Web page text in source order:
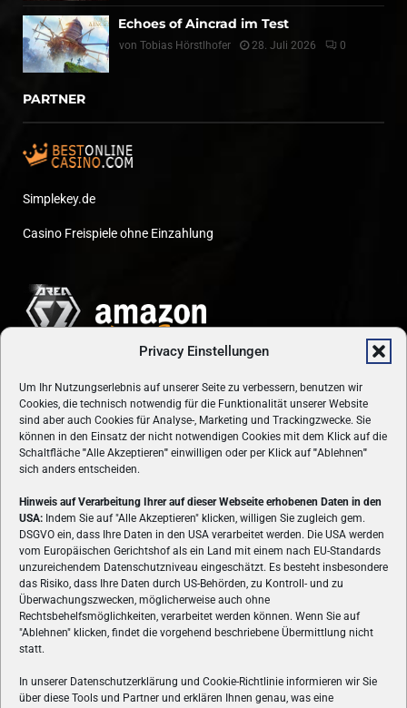
Privacy Einstellungen
Um Ihr Nutzungserlebnis auf unserer Seite zu verbessern, benutzen wir
Cookies, die technisch notwendig für die Funktionalität unserer Website
sind aber auch Cookies für Analyse-, Marketing und Trackingzwecke. Sie
können in den Einsatz der nicht notwendigen Cookies mit dem Klick auf die
Schaltfläche "Alle Akzeptieren" einwilligen oder per Klick auf"Ablehnen"
sich anders entscheiden.
Hinweis auf Verarbeitung Ihrer auf dieser Webseite erhobenen Daten in den
USA: Indem Sie auf "Alle Akzeptieren" klicken, willigen Sie zugleich gem.
DSGVO ein, dass Ihre Daten in den USA verarbeitet werden. Die USA werden
vom Europäischen Gerichtshof als ein Land mit einem nach EU-Standards
unzureichendem Datenschutzniveau eingeschätzt. Es besteht insbesondere
das Risiko, dass Ihre Daten durch US-Behörden, zu Kontroll- und zu
Überwachungszwecken, möglicherweise auch ohne
Rechtsbehelfsmöglichkeiten, verarbeitet werden können. Wenn Sie auf
"Ablehnen" klicken, findet die vorgehend beschriebene Übermittlung nicht
statt.
In unserer Datenschutzerklärung und Cookie-Richtlinie informieren wir Sie
über diese Tools und Partner und erklären Ihnen genau, was eine
Echoes of Aincrad im Test
von Tobias Hörstlhofer 28. Juli 2026 0
PARTNER
Simplekey.de
Casino Freispiele ohne Einzahlung
ÜBER UNS
VON GAMERN, FÜR GAMER! Gamers.at ist das älteste Online-
Spielemagazin Österreichs und bringt täglich aktuelle News,
Reviews und Videos zu PC- und Konsolenspielen, Gaming-
Hardware und aus der Welt des e-Sport's.
FOLGE UNS